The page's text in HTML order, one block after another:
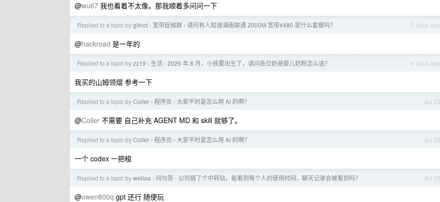
@wu67 我也看着不太像。那我顺着多问问一下
5 days ago
Replied to a topic bygitnot › 宽带症候群 › 请问有人知道湖南联通 2000M 宽带¥480 是什么套餐吗？
@hackroad 是一年的
6 days ago
Replied to a topic byzz19 › 生活 › 2026 年 8 月，小孩要出生了，请问各位奶爸婴儿奶粉怎么选？
我买的山姆领熠 参考一下
Jul 29
Replied to a topic byColler › 程序员 › 大家平时是怎么用 AI 的啊？
@Coller 不需要 自己补充 AGENT MD 和 skill 就够了。
Jul 29
Replied to a topic byColler › 程序员 › 大家平时是怎么用 AI 的啊？
一个 codex 一把梭
Jul 29
Replied to a topic byweilaa › 问与答 › 公司搞了个中转站，能看到每个人的使用时间，聊天记录会被看到吗？
@owen800q gpt 还行 随便玩